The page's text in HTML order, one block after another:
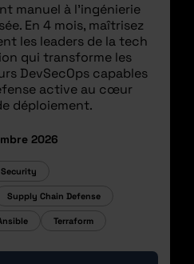
manuel à l'ingénierie
En 4 mois, maîtrisez
les leaders de la tech
qui transforme les
DevSecOps capables
active au cœur
déploiement.
2026
Supply Chain Defense
Terraform